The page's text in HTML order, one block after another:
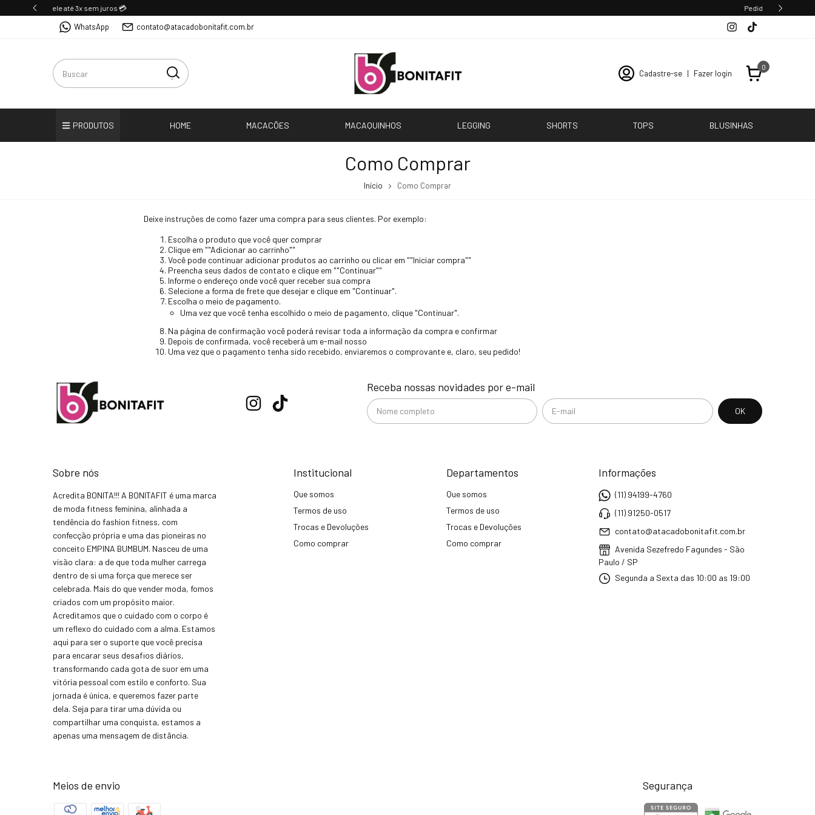
WhatsApp contato@atacadobonitafit.com.br
Cadastre-se | Fazer login
0
PRODUTOS HOME MACACÕES MACAQUINHOS LEGGING SHORTS TOPS BLUSINHAS
Como Comprar
Início Como Comprar
Deixe instruções de como fazer uma compra para seus clientes. Por exemplo:
Escolha o produto que você quer comprar
Clique em ""Adicionar ao carrinho""
Você pode continuar adicionar produtos ao carrinho ou clicar em ""Iniciar compra""
Preencha seus dados de contato e clique em ""Continuar""
Informe o endereço onde você quer receber sua compra
Selecione a forma de frete que desejar e clique em "Continuar".
Escolha o meio de pagamento.
Uma vez que você tenha escolhido o meio de pagamento, clique "Continuar".
Na página de confirmação você poderá revisar toda a informação da compra e confirmar
Depois de confirmada, você receberá um e-mail nosso
Uma vez que o pagamento tenha sido recebido, enviaremos o comprovante e, claro, seu pedido!
Receba nossas novidades por e-mail
Sobre nós
Acredita BONITA!!! A BONITAFIT é uma marca
de moda fitness feminina, alinhada a
tendência do fashion fitness, com
confecção própria e uma das pioneiras no
conceito EMPINA BUMBUM. Nasceu de uma
visão clara: a de que toda mulher carrega
dentro de si uma força que merece ser
celebrada. Mais do que vender moda, fomos
criados com um propósito maior.
Acreditamos que o cuidado com o corpo é
um reflexo do cuidado com a alma. Estamos
aqui para ser o suporte que você precisa
para encarar seus desafios diários,
transformando cada gota de suor em uma
vitória pessoal com estilo e conforto. Sua
jornada é única, e queremos fazer parte
dela. Seja para tirar uma dúvida ou
compartilhar uma conquista, estamos a
apenas uma mensagem de distância.
Institucional
Que somos
Termos de uso
Trocas e Devoluções
Como comprar
Departamentos
Que somos
Termos de uso
Trocas e Devoluções
Como comprar
Informações
(11) 94199-4760
(11) 91250-0517
contato@atacadobonitafit.com.br
Avenida Sezefredo Fagundes - São
Paulo / SP
Segunda a Sexta das 10:00 as 19:00
Meios de envio Segurança